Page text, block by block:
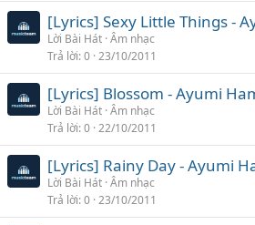
[Lyrics] Sexy Little Things -
Lời Bài Hát Âm nhạc
Trả lời 0 23/10/2011
[Lyrics] Blossom - Ayumi
Lời Bài Hát Âm nhạc
Trả lời 0 22/10/2011
[Lyrics] Rainy Day - Ayumi
Lời Bài Hát Âm nhạc
Trả lời 0 23/10/2011